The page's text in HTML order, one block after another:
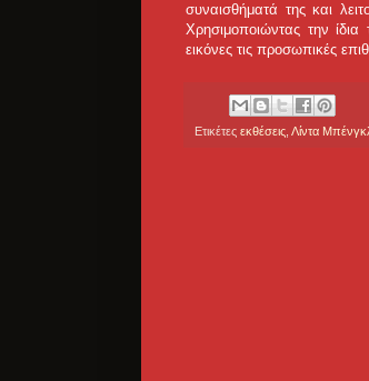
συναισθήματά της και
Χρησιμοποιώντας την
εικόνες τις προσωπικές
Ετικέτες εκθέσεις Λίντα